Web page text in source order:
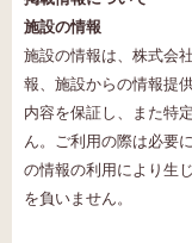
施設の情報
施設の情報は、株式会
報、施設からの情報提
内容を保証し、また特
ん。ご利用の際は必要
の情報の利用により生
を負いません。